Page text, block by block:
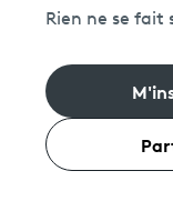
Rien ne se fait